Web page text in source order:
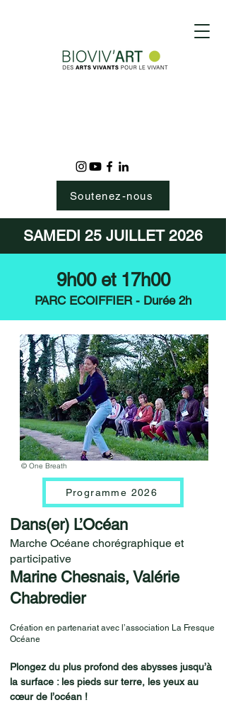
Soutenez-nous
SAMEDI 25 JUILLET 2026
9h00 et 17h00
PARC ECOIFFIER - Durée 2h
© One Breath
Programme 2026
Dans(er) L’Océan
Marche Océane chorégraphique et
participative
Marine Chesnais, Valérie
Chabredier
Création en partenariat avec l’association La Fresque
Océane
Plongez du plus profond des abysses jusqu’à
la surface : les pieds sur terre, les yeux au
cœur de l’océan !